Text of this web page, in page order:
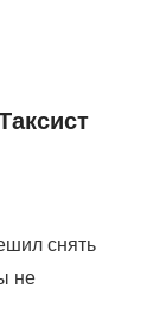
снять
не